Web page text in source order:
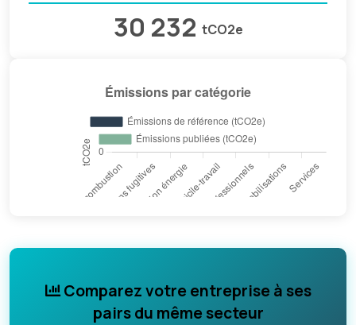
30 232 tCO2e
Comparez votre entreprise à ses
pairs du même secteur